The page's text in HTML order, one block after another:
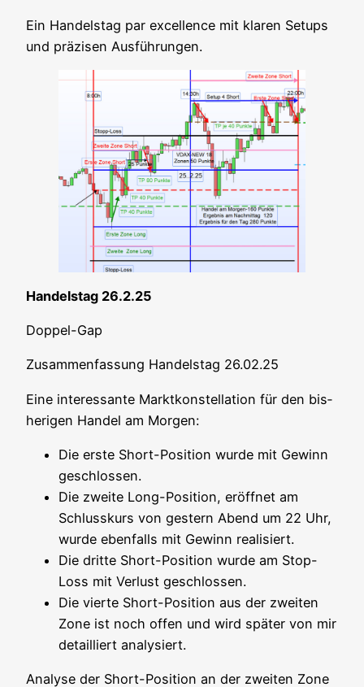
Ein Han­dels­tag par excel­lence mit kla­ren Set­ups
und prä­zi­sen Ausführungen.
Han­dels­tag 26.2.25
Dop­pel-Gap
Zusam­men­fas­sung Han­dels­tag 26.02.25
Eine inter­es­san­te Markt­kon­stel­la­ti­on für den bis­
he­ri­gen Han­del am Morgen:
Die ers­te Short-Posi­ti­on wur­de mit Gewinn
geschlossen.
Die zwei­te Long-Posi­ti­on, eröff­net am
Schluss­kurs von ges­tern Abend um 22 Uhr,
wur­de eben­falls mit Gewinn realisiert.
Die drit­te Short-Posi­ti­on wur­de am Stop-
Loss mit Ver­lust geschlossen.
Die vier­te Short-Posi­ti­on aus der zwei­ten
Zone ist noch offen und wird spä­ter von mir
detail­liert analysiert.
Ana­ly­se der Short-Posi­ti­on an der zwei­ten Zone